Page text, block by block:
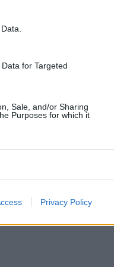
for Targeted
Sale, and/or Sharing
Purposes for which it
Privacy Policy
αλλά και
ο πρόεδρος
αναφέρθηκε